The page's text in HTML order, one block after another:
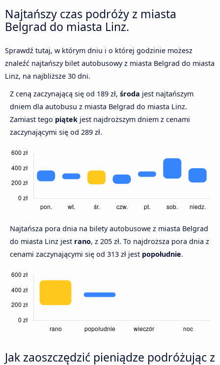
Najtańszy czas podróży z miasta
Belgrad do miasta Linz.
Sprawdź tutaj, w którym dniu i o której godzinie możesz
znaleźć najtańszy bilet autobusowy z miasta Belgrad do miasta
Linz, na najbliższe 30 dni.
Z ceną zaczynającą się od 189 zł, środa jest najtańszym
dniem dla autobusu z miasta Belgrad do miasta Linz.
Zamiast tego piątek jest najdroższym dniem z cenami
zaczynającymi się od 289 zł.
Najtańsza pora dnia na bilety autobusowe z miasta Belgrad
do miasta Linz jest rano, z 205 zł. To najdroższa pora dnia z
cenami zaczynającymi się od 313 zł jest popołudnie.
Jak zaoszczędzić pieniądze podróżując z